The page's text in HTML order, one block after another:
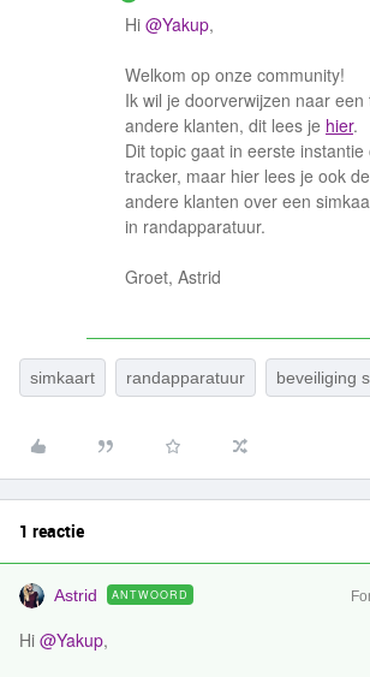
Hi @Yakup,
Welkom op onze community!
Ik wil je doorverwijzen naar een
andere klanten, dit lees je hier.
Dit topic gaat in eerste
tracker, maar hier lees je ook
andere klanten over een
in randapparatuur.
Groet, Astrid
simkaart randapparatuur beveiliging
1 reactie
Astrid ANTWOORD
Hi @Yakup,